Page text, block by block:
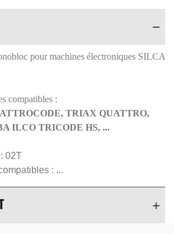
pour machines électroniques SILCA
compatibles :
TRIAX QUATTRO,
ILCO TRICODE HS, ...
02T
: ...